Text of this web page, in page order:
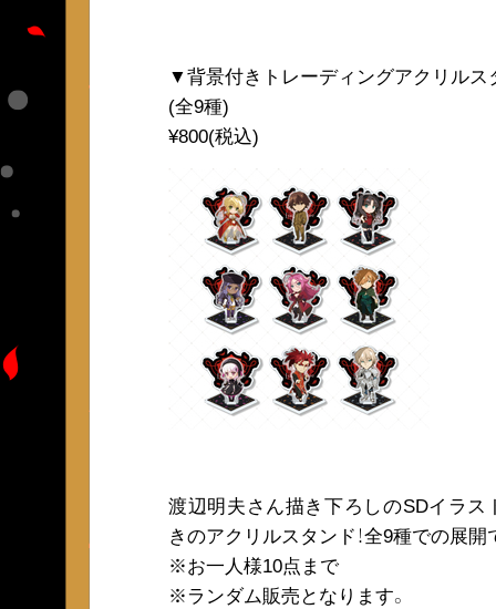
▼背景付きトレーディングアクリルス
(全9種)
¥800(税込)
渡辺明夫さん描き下ろしのSDイラス
きのアクリルスタンド！全9種での展開
※お一人様10点まで
※ランダム販売となります。